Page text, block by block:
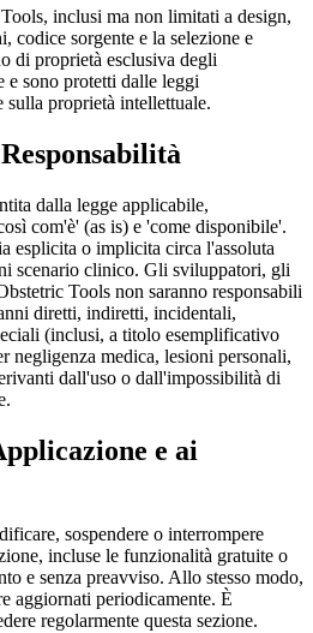
inclusi ma non limitati a design,
codice sorgente e la selezione e
di proprietà esclusiva degli
sono protetti dalle leggi
proprietà intellettuale.
dalla legge applicabile,
com'è' (as is) e 'come disponibile'.
esplicita o implicita circa l'assoluta
scenario clinico. Gli sviluppatori, gli
Tools non saranno responsabili
diretti, indiretti, incidentali,
(inclusi, a titolo esemplificativo
negligenza medica, lesioni personali,
dall'uso o dall'impossibilità di
e ai
sospendere o interrompere
incluse le funzionalità gratuite o
e senza preavviso. Allo stesso modo,
aggiornati periodicamente. È
regolarmente questa sezione.